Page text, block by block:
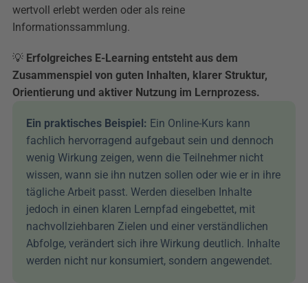
wertvoll erlebt werden oder als reine
Informationssammlung.
💡 Erfolgreiches E-Learning entsteht aus dem
Zusammenspiel von guten Inhalten, klarer Struktur,
Orientierung und aktiver Nutzung im Lernprozess.
Ein praktisches Beispiel: Ein Online-Kurs kann
fachlich hervorragend aufgebaut sein und dennoch
wenig Wirkung zeigen, wenn die Teilnehmer nicht
wissen, wann sie ihn nutzen sollen oder wie er in ihre
tägliche Arbeit passt. Werden dieselben Inhalte
jedoch in einen klaren Lernpfad eingebettet, mit
nachvollziehbaren Zielen und einer verständlichen
Abfolge, verändert sich ihre Wirkung deutlich. Inhalte
werden nicht nur konsumiert, sondern angewendet.